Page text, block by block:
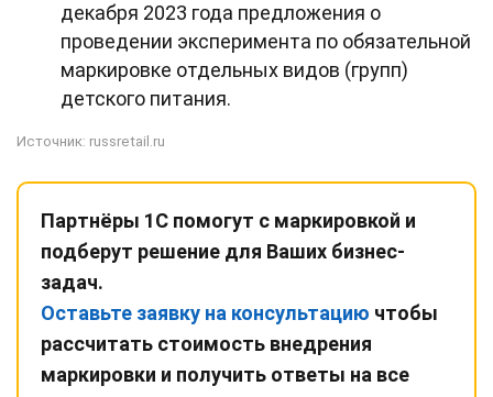
декабря 2023 года предложения о
проведении эксперимента по обязательной
маркировке отдельных видов (групп)
детского питания.
Источник: russretail.ru
Партнёры 1С помогут с маркировкой и
подберут решение для Ваших бизнес-
задач.
Оставьте заявку на консультацию чтобы
рассчитать стоимость внедрения
маркировки и получить ответы на все